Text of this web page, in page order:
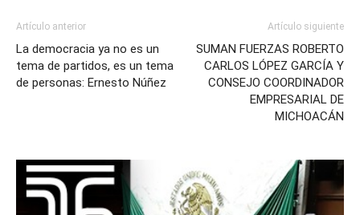
Artículo anterior
La democracia ya no es un
tema de partidos, es un tema
de personas: Ernesto Núñez
Artículo siguiente
SUMAN FUERZAS ROBERTO
CARLOS LÓPEZ GARCÍA Y
CONSEJO COORDINADOR
EMPRESARIAL DE
MICHOACÁN